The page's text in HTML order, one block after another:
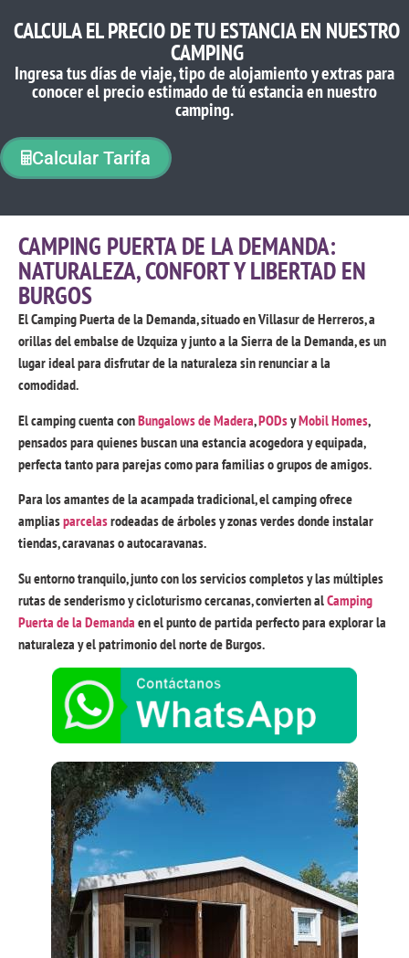
CALCULA EL PRECIO DE TU ESTANCIA EN NUESTRO
CAMPING
Ingresa tus días de viaje, tipo de alojamiento y extras para
conocer el precio estimado de tú estancia en nuestro
camping.
Calcular Tarifa
CAMPING PUERTA DE LA DEMANDA:
NATURALEZA, CONFORT Y LIBERTAD EN
BURGOS
El Camping Puerta de la Demanda, situado en Villasur de Herreros, a
orillas del embalse de Uzquiza yjunto a la Sierra de la Demanda, es un
lugar ideal para disfrutar de la naturaleza sin renunciar a la
comodidad.
El camping cuenta conBungalows de Madera,PODsyMobil Homes,
pensados para quienes buscan una estancia acogedora y equipada,
perfecta tanto para parejas como para familias o grupos de amigos.
Para los amantes de la acampada tradicional, el camping ofrece
ampliasparcelasrodeadas de árboles y zonas verdes donde instalar
tiendas, caravanas o autocaravanas.
Su entorno tranquilo, junto conlos servicios completosy las múltiples
rutas de senderismo y cicloturismo cercanas, convierten alCamping
Puerta de la Demanda en el punto de partida perfecto para explorar la
naturaleza y el patrimonio del norte de Burgos.